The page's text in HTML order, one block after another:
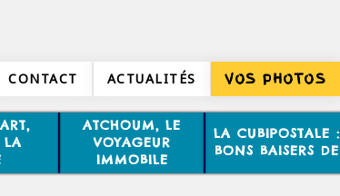
CONTACT ACTUALITÉS VOS PHOTOS
LA
ATCHOUM, LE
VOYAGEUR
IMMOBILE
LA CUBIPOSTALE :
BONS BAISERS DE